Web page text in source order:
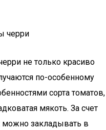
не только красиво
по-особенному
сорта томатов,
мякоть. За счет
можно закладывать в